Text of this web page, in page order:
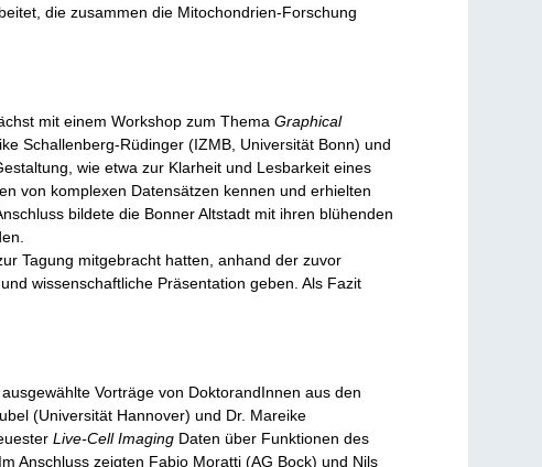
die zusammen die Mitochondrien-Forschung
mit einem Workshop zum Thema Graphical
Schallenberg-Rüdinger (IZMB, Universität Bonn) und
wie etwa zur Klarheit und Lesbarkeit eines
von komplexen Datensätzen kennen und erhielten
bildete die Bonner Altstadt mit ihren blühenden
Tagung mitgebracht hatten, anhand der zuvor
wissenschaftliche Präsentation geben. Als Fazit
Vorträge von DoktorandInnen aus den
(Universität Hannover) und Dr. Mareike
Live-Cell Imaging Daten über Funktionen des
Anschluss zeigten Fabio Moratti (AG Bock) und Nils